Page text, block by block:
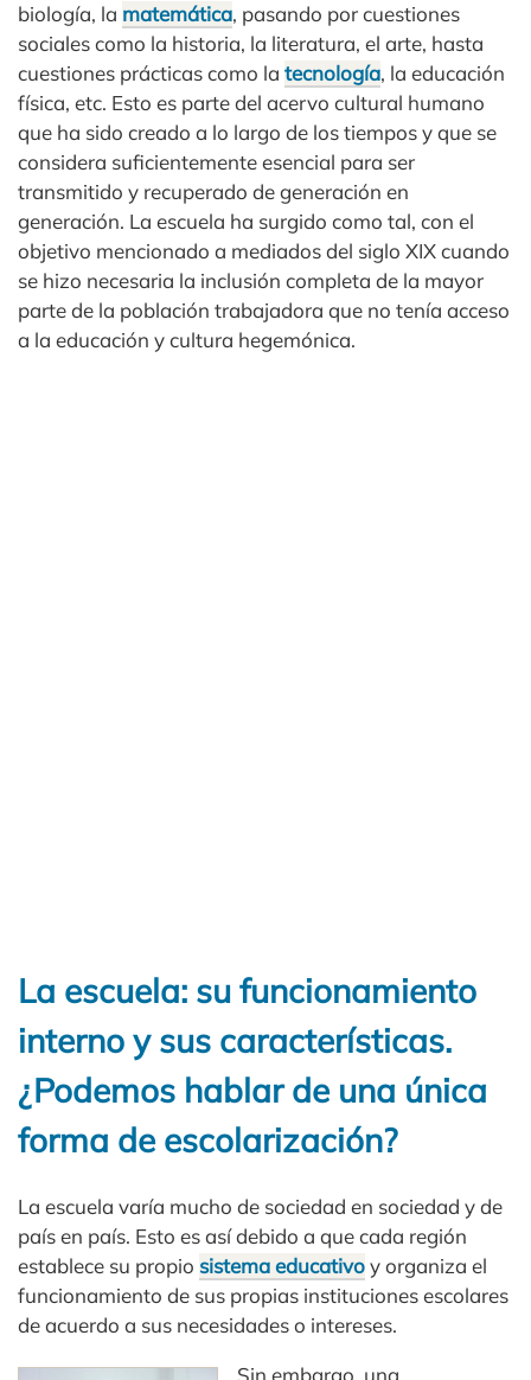
biología, la matemática, pasando por cuestiones
sociales como la historia, la literatura, el arte, hasta
cuestiones prácticas como la tecnología, la educación
física, etc. Esto es parte del acervo cultural humano
que ha sido creado a lo largo de los tiempos y que se
considera suficientemente esencial para ser
transmitido y recuperado de generación en
generación. La escuela ha surgido como tal, con el
objetivo mencionado a mediados del siglo XIX cuando
se hizo necesaria la inclusión completa de la mayor
parte de la población trabajadora que no tenía acceso
a la educación y cultura hegemónica.
La escuela: su funcionamiento
interno y sus características.
¿Podemos hablar de una única
forma de escolarización?
La escuela varía mucho de sociedad en sociedad y de
país en país. Esto es así debido a que cada región
establece su propio sistema educativoy organiza el
funcionamiento de sus propias instituciones escolares
de acuerdo a sus necesidades o intereses.
Sin embargo, una